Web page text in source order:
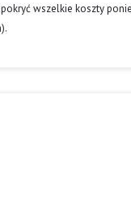
wszelkie koszty